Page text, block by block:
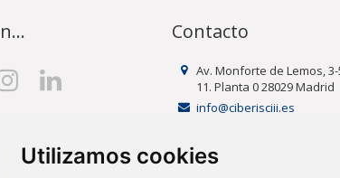
Utilizamos cookies
Contacto
Av. Monforte de Lemos,
11. Planta 0 28029 Madrid
info@ciberisciii.es
Política de seguridad